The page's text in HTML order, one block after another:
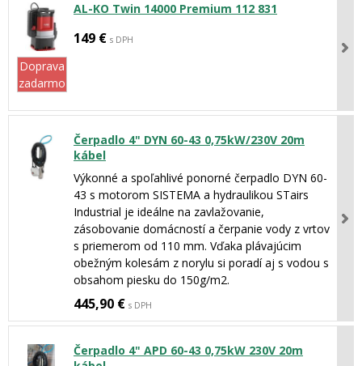
Doprava
zadarmo
AL-KO Twin 14000 Premium 112 831
149 € s DPH
Čerpadlo 4" DYN 60-43 0,75kW/230V 20m
kábel
Výkonné a spoľahlivé ponorné čerpadlo DYN 60-
43 s motorom SISTEMA a hydraulikou STairs
Industrial je ideálne na zavlažovanie,
zásobovanie domácností a čerpanie vody z vrtov
s priemerom od 110 mm. Vďaka plávajúcim
obežným kolesám z norylu si poradí aj s vodou s
obsahom piesku do 150g/m2.
445,90 € s DPH
Čerpadlo 4" APD 60-43 0,75kW 230V 20m